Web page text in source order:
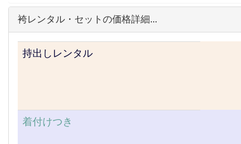
袴レンタル・セットの価格詳細...
持出しレンタル
着付けつき